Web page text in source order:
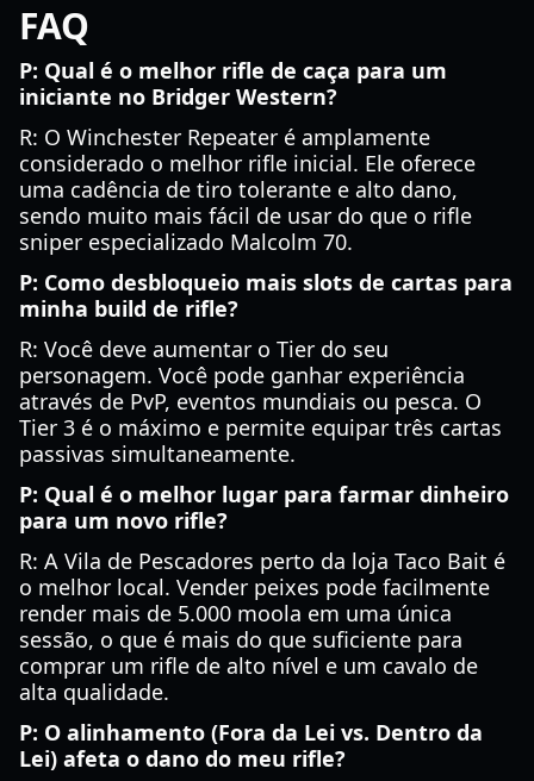
FAQ
P: Qual é o melhor rifle de caça para um
iniciante no Bridger Western?
R: O Winchester Repeater é amplamente
considerado o melhor rifle inicial. Ele oferece
uma cadência de tiro tolerante e alto dano,
sendo muito mais fácil de usar do que o rifle
sniper especializado Malcolm 70.
P: Como desbloqueio mais slots de cartas para
minha build de rifle?
R: Você deve aumentar o Tier do seu
personagem. Você pode ganhar experiência
através de PvP, eventos mundiais ou pesca. O
Tier 3 é o máximo e permite equipar três cartas
passivas simultaneamente.
P: Qual é o melhor lugar para farmar dinheiro
para um novo rifle?
R: A Vila de Pescadores perto da loja Taco Bait é
o melhor local. Vender peixes pode facilmente
render mais de 5.000 moola em uma única
sessão, o que é mais do que suficiente para
comprar um rifle de alto nível e um cavalo de
alta qualidade.
P: O alinhamento (Fora da Lei vs. Dentro da
Lei) afeta o dano do meu rifle?